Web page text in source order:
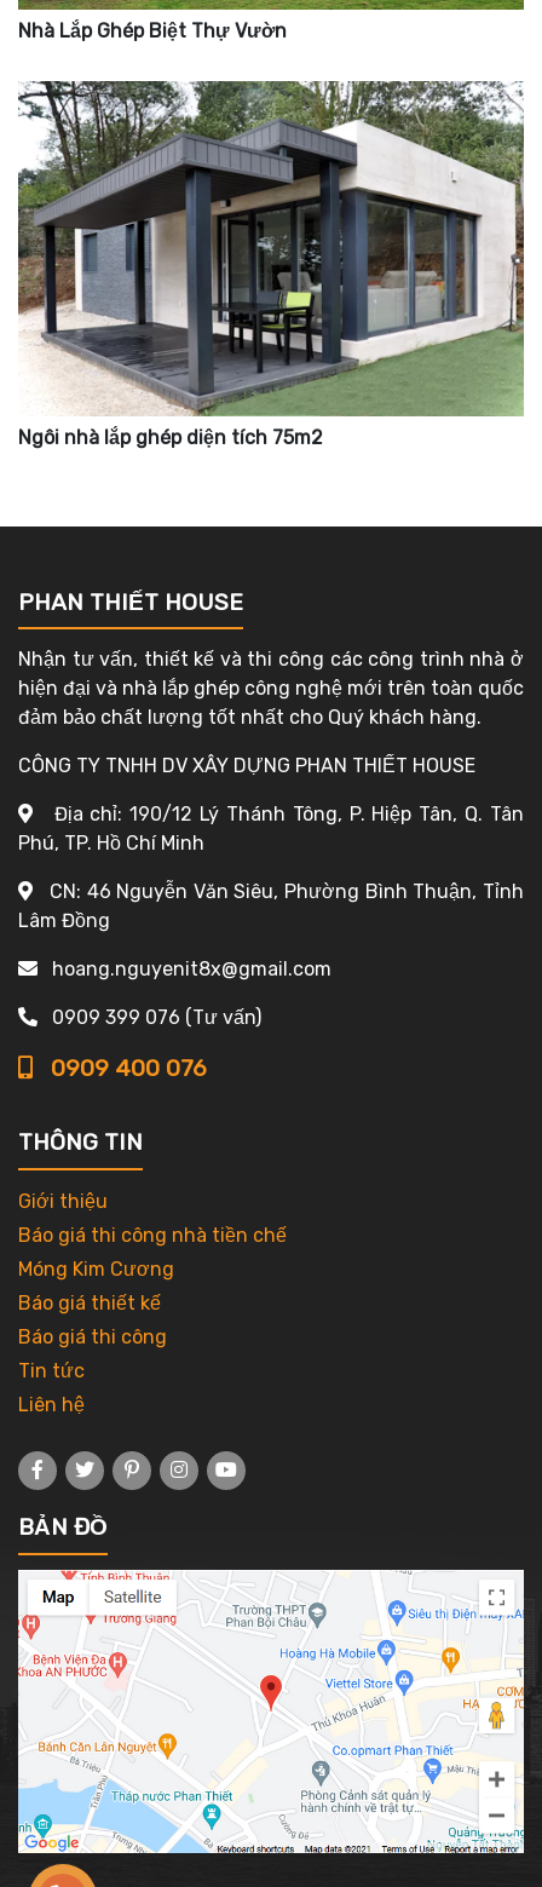
Nhà Lắp Ghép Biệt Thự Vườn
Ngôi nhà lắp ghép diện tích 75m2
PHAN THIẾT HOUSE
Nhận tư vấn, thiết kế và thi công các công trình nhà ở
hiện đại và nhà lắp ghép công nghệ mới trên toàn quốc
đảm bảo chất lượng tốt nhất cho Quý khách hàng.
CÔNG TY TNHH DV XÂY DỰNG PHAN THIẾT HOUSE
Địa chỉ: 190/12 Lý Thánh Tông, P. Hiệp Tân, Q. Tân
Phú, TP. Hồ Chí Minh
CN: 46 Nguyễn Văn Siêu, Phường Bình Thuận, Tỉnh
Lâm Đồng
hoang.nguyenit8x@gmail.com
0909 399 076 (Tư vấn)
0909 400 076
THÔNG TIN
Giới thiệu
Báo giá thi công nhà tiền chế
Móng Kim Cương
Báo giá thiết kế
Báo giá thi công
Tin tức
Liên hệ
BẢN ĐỒ